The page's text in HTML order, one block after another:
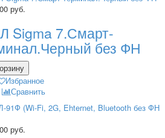
руб.
Sigma 7.Смарт-
без ФН
Избранное
Сравнить
руб.